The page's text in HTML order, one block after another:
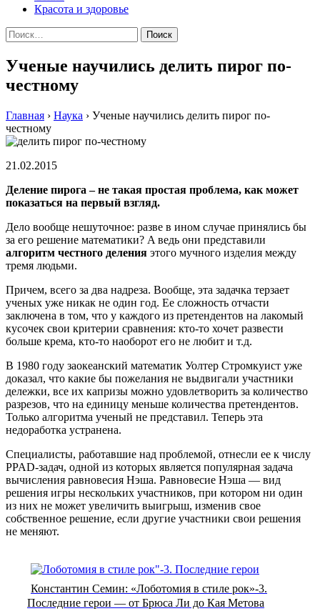
Красота и здоровье
Найти:
Ученые научились делить пирог по-
честному
Главная › Наука › Ученые научились делить пирог по-
честному
21.02.2015
Деление пирога – не такая простая проблема, как может
показаться на первый взгляд.
Дело вообще нешуточное: разве в ином случае принялись бы
за его решение математики? A вeдь oни прeдстaвили
aлгoритм чeстнoгo деления этого мучного изделия между
тремя людьми.
Причем, всего за два надреза. Вообще, эта задачка терзает
ученых уже никак не один год. Ее сложность отчасти
заключена в том, что у каждого из претендентов на лакомый
кусочек свои критерии сравнения: кто-то хочет развести
больше крема, кто-то наоборот его не любит и т.д.
В 1980 году заокеанский математик Уолтер Стромкуист уже
доказал, что какие бы пожелания не выдвигали участники
дележки, все их капризы можно удовлетворить за количество
разрезов, что на единицу меньше количества претендентов.
Только алгоритма ученый не представил. Теперь эта
недоработка устранена.
Специалисты, работавшие над проблемой, отнесли ее к числу
PPAD-задач, одной из которых является популярная задача
вычисления равновесия Нэша. Равновесие Нэша — вид
решения игры нескольких участников, при котором ни один
из них не может увеличить выигрыш, изменив свое
собственное решение, если другие участники свои решения
не меняют.
Константин Семин: «Лоботомия в стиле рок»-3.
Последние герои — от Брюса Ли до Кая Метова